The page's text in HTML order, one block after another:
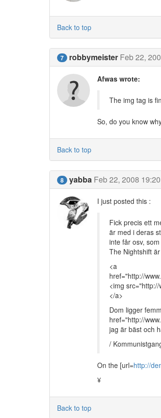
Back to top
7 robbymeister Feb 22,
Afwas wrote:
The img tag is
So, do you know
Back to top
8 yabba Feb 22, 2008 19:20
I just posted this :
Fick precis ett
är med i deras
inte får osv,
The Nightshift
<a
href="http://
<img
</a>
Dom ligger
href="http://
jag är bäst och
/
On the [url=http://
¥
Back to top